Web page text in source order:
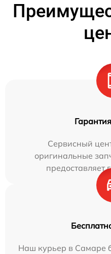
Сервисный
оригинальные
предоставляет
Наш курьер в Самаре